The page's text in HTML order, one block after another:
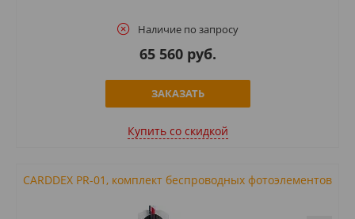
Наличие по запросу
65 560 руб.
ЗАКАЗАТЬ
Купить cо скидкой
CARDDEX PR-01, комплект беспроводных фотоэлементов